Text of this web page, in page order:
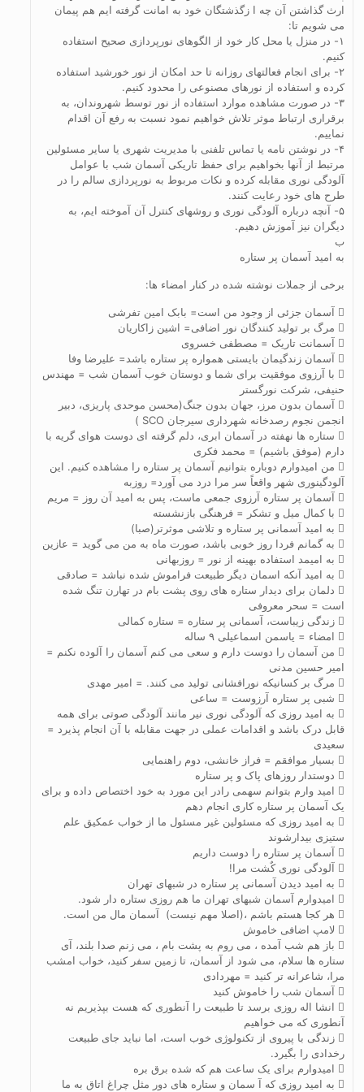
ارث گذاشتن آن چه ا زگذشتگان خود به امانت گرفته ایم هم پیمان
می شویم تا:
۱- در منزل یا محل کار خود از الگوهای نورپردازی صحیح استفاده
کنیم.
۲- برای انجام فعالتهای روزانه تا حد امکان از نور خورشید استفاده
کرده و استفاده از نورهای مصنوعی را محدود کنیم.
۳- در صورت مشاهده موارد استفاده از نور توسط شهروندان، به
برقراری ارتباط موثر تلاش خواهیم نمود نسبت به رفع آن اقدام
نماییم.
۴- در نوشتن نامه یا تماس تلفنی با مدیریت شهری یا سایر مسئولین
مرتبط از آنها بخواهیم برای حفظ تاریکی آسمان شب با عوامل
آلودگی نوری مقابله کرده و نکات مربوط به نورپردازی سالم را در
طرح های خود رعایت کنند.
۵- آنچه درباره آلودگی نوری و روشهای کنترل آن آموخته ایم، به
دیگران نیز آموزش دهیم.
ب
به امید آسمان پر ستاره
برخی از جملات نوشته شده در کنار امضاء ها:
 آسمان جزئی از وجود من است= بابک امین تفرشی
 مرگ بر تولید کنندگان نور اضافی= اشین زاکاریان
 آسمانت تاریک = مصطفی خسروی
 آسمان زندگیمان بایستی همواره پر ستاره باشد= علیرضا وفا
 با آرزوی موفقیت برای شما و دوستان خوب آسمان شب = مهندس
حنیفی، شرکت نورگستر
 آسمان بدون مرز، جهان بدون جنگ(محسن موحدی پاریزی، دبیر
انجمن نجوم رصدخانه شهرداری سیرجان SCO )
 ستاره ها نهفته در آسمان ابری، دلم گرفته ای دوست هوای گریه با
دارم (موفق باشیم) = محمد فکری
 من امیدوارم دوباره بتوانیم آسمان پر ستاره را مشاهده کنیم. این
آلودگینوری شهر واقعاً سر مرا درد می آورد= روزبه
 آسمان پر ستاره آرزوی جمعی ماست، پس به امید آن روز = مریم
 با کمال میل و تشکر = فرهنگی بازنشسته
 به امید آسمانی پر ستاره و تلاشی موثرتر(صبا)
 به گمانم فردا روز خوبی باشد، صورت ماه به من می گوید = عازین
 به امیمد استفاده بهینه از نور = روزبهانی
 به امید آنکه اسمان دیگر طبیعت فراموش شده نباشد = صادقی
 دلمان برای دیدار ستاره های روی پشت بام در تهارن تنگ شده
است = سحر معروفی
 زندگی زیباست، آسمانی پر ستاره = ستاره کمالی
 امضاء = یاسمن اسماعیلی ۹ ساله
 من آسمان را دوست دارم و سعی می کنم آسمان را آلوده نکنم =
امیر حسین مدنی
 مرگ بر کسانیکه نورافشانی تولید می کنند. = امیر مهدی
 شبی پر ستاره آرزوست = ساعی
 به امید روزی که آلودگی نوری نیر مانند آلودگی صوتی برای همه
قابل درک باشد و اقدامات عملی در جهت مقابله با آن انجام پذیرد =
سعیدی
 بسیار موافقم = فراز خانشی، دوم راهنمایی
 دوستدار روزهای پاک و پر ستاره
 امید وارم بتوانم سهمی رادر این مورد به خود اختصاص داده و برای
یک آسمان پر ستاره کاری انجام دهم
 به امید روزی که مسئولین غیر مسئول ما از خواب عمکیق علم
ستیزی بیدارشوند
 آسمان پر ستاره را دوست داریم
 آلودگی نوری کٌشت مرا!
 به امید دیدن آسمانی پر ستاره در شبهای تهران
 امیدوارم آسمان شبهای تهران ما هم روزی ستاره دار شود.
 هر کجا هستم باشم ،(اصلا مهم نیست) آسمان مال من است.
 لامپ اضافی خاموش
 باز هم شب آمده ، می روم به پشت بام ، می زنم صدا بلند، آی
ستاره ها سلام، می شود از آسمان، تا زمین سفر کنید، خواب امشب
مرا، شاعرانه تر کنید = مهردادی
 آسمان شب را خاموش کنید
 انشا اله روزی برسد تا طبیعت را آنطوری که هست بپذیریم نه
آنطوری که می خواهیم
 زندگی با پیروی از تکنولوژی خوب است، اما نباید جای طبیعت
رخدادی را بگیرد.
 امیدوارم برای یک ساعت هم که شده برق بره
 به امید روزی که آ سمان و ستاره های دور مثل چراغ اتاق به ما